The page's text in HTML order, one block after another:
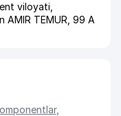
viloyati
AMIR TEMUR , 99 А
,